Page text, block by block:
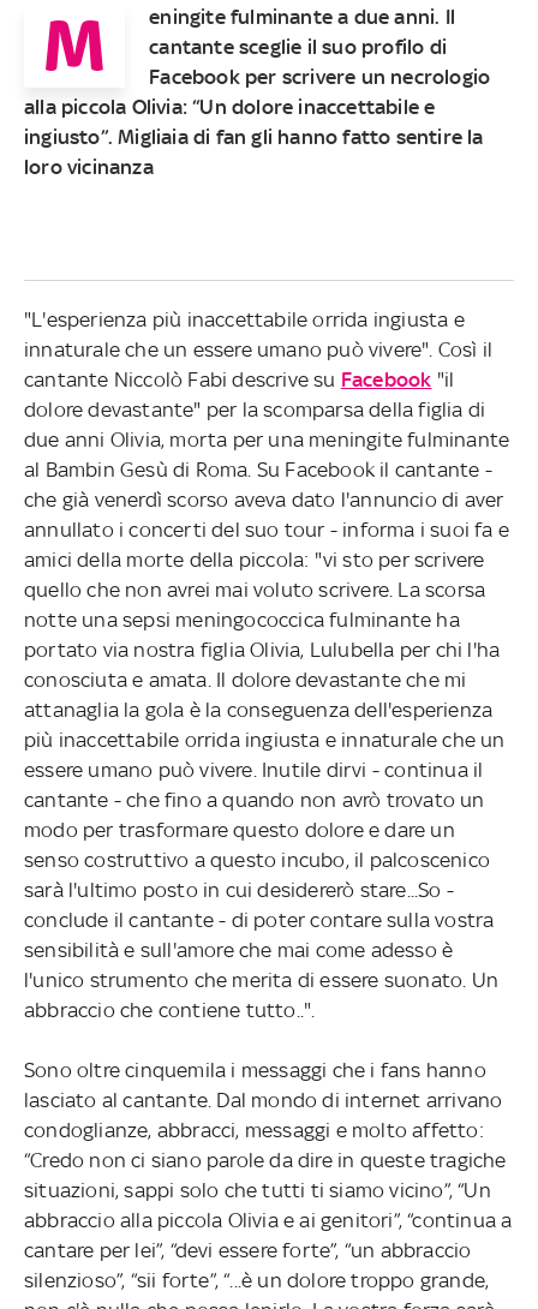
M
eningite fulminante a due anni. Il
cantante sceglie il suo profilo di
Facebook per scrivere un necrologio
alla piccola Olivia: “Un dolore inaccettabile e
ingiusto”. Migliaia di fan gli hanno fatto sentire la
loro vicinanza
"L'esperienza più inaccettabile orrida ingiusta e
innaturale che un essere umano può vivere". Così il
cantante Niccolò Fabi descrive su Facebook "il
dolore devastante" per la scomparsa della figlia di
due anni Olivia, morta per una meningite fulminante
al Bambin Gesù di Roma. Su Facebook il cantante -
che già venerdì scorso aveva dato l'annuncio di aver
annullato i concerti del suo tour - informa i suoi fa e
amici della morte della piccola: "vi sto per scrivere
quello che non avrei mai voluto scrivere. La scorsa
notte una sepsi meningococcica fulminante ha
portato via nostra figlia Olivia, Lulubella per chi l'ha
conosciuta e amata. Il dolore devastante che mi
attanaglia la gola è la conseguenza dell'esperienza
più inaccettabile orrida ingiusta e innaturale che un
essere umano può vivere. Inutile dirvi - continua il
cantante - che fino a quando non avrò trovato un
modo per trasformare questo dolore e dare un
senso costruttivo a questo incubo, il palcoscenico
sarà l'ultimo posto in cui desidererò stare...So -
conclude il cantante - di poter contare sulla vostra
sensibilità e sull'amore che mai come adesso è
l'unico strumento che merita di essere suonato. Un
abbraccio che contiene tutto..".
Sono oltre cinquemila i messaggi che i fans hanno
lasciato al cantante. Dal mondo di internet arrivano
condoglianze, abbracci, messaggi e molto affetto:
“Credo non ci siano parole da dire in queste tragiche
situazioni, sappi solo che tutti ti siamo vicino”, “Un
abbraccio alla piccola Olivia e ai genitori”, “continua a
cantare per lei”, “devi essere forte”, “un abbraccio
silenzioso”, “sii forte”, “...è un dolore troppo grande,